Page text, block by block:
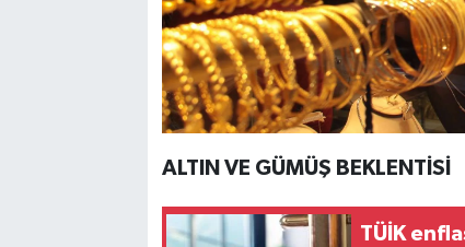
ALTIN VE GÜMÜŞ BEKLENTİSİ
TÜİK